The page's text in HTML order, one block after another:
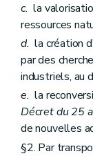
c. la
ressources
d. la création
par des
industriels, au
e. la
Décret du 25
de nouvelles
§2. Par